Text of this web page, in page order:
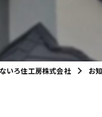
いろ住工房株式会社 お